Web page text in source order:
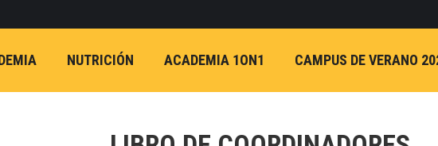
NUTRICIÓN ACADEMIA 1ON1 CAMPUS DE VERANO